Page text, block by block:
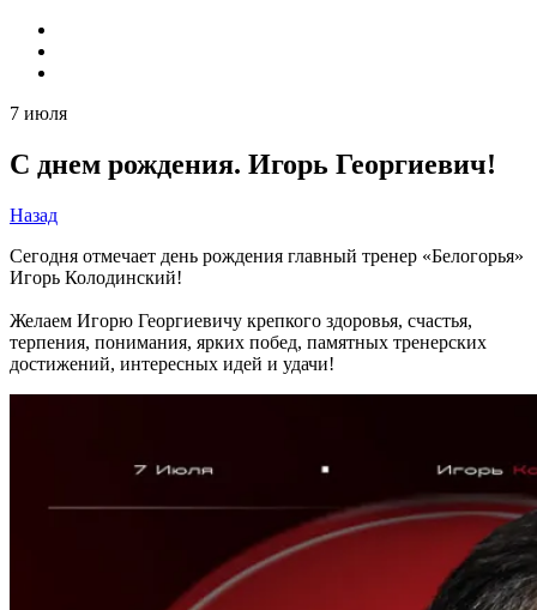
7 июля
С днем рождения. Игорь Георгиевич!
Назад
Сегодня отмечает день рождения главный тренер «Белогорья»
Игорь Колодинский!
Желаем Игорю Георгиевичу крепкого здоровья, счастья,
терпения, понимания, ярких побед, памятных тренерских
достижений, интересных идей и удачи!